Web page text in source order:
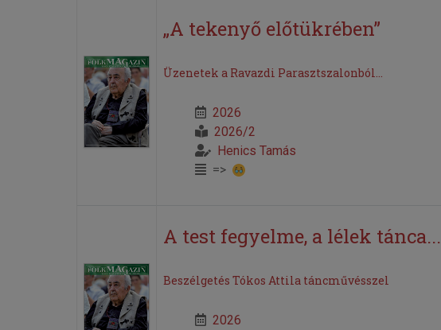
„A tekenyő előtükrében”
Üzenetek a Ravazdi Parasztszalonból...
2026
2026/2
Henics Tamás
=>
A test fegyelme, a lélek tánca...
Beszélgetés Tókos Attila táncművésszel
2026